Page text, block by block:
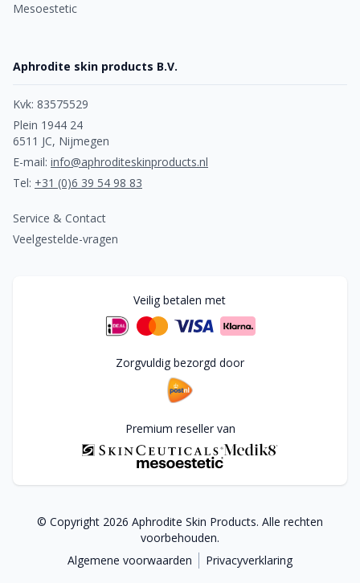
Mesoestetic
Aphrodite skin products B.V.
Kvk: 83575529
Plein 1944 24
6511 JC, Nijmegen
E-mail: info@aphroditeskinproducts.nl
Tel: +31 (0)6 39 54 98 83
Service & Contact
Veelgestelde-vragen
Veilig betalen met
Zorgvuldig bezorgd door
Premium reseller van
© Copyright 2026 Aphrodite Skin Products. Alle rechten
voorbehouden.
Algemene voorwaarden
Privacyverklaring